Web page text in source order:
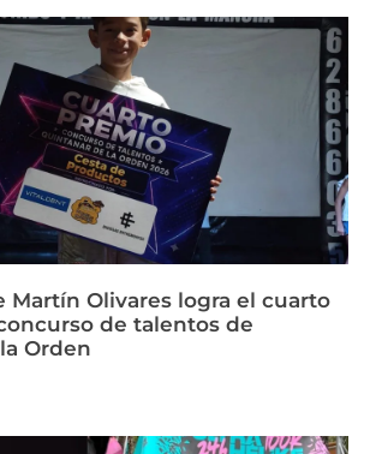
Martín Olivares logra el cuarto
de talentos de
Orden